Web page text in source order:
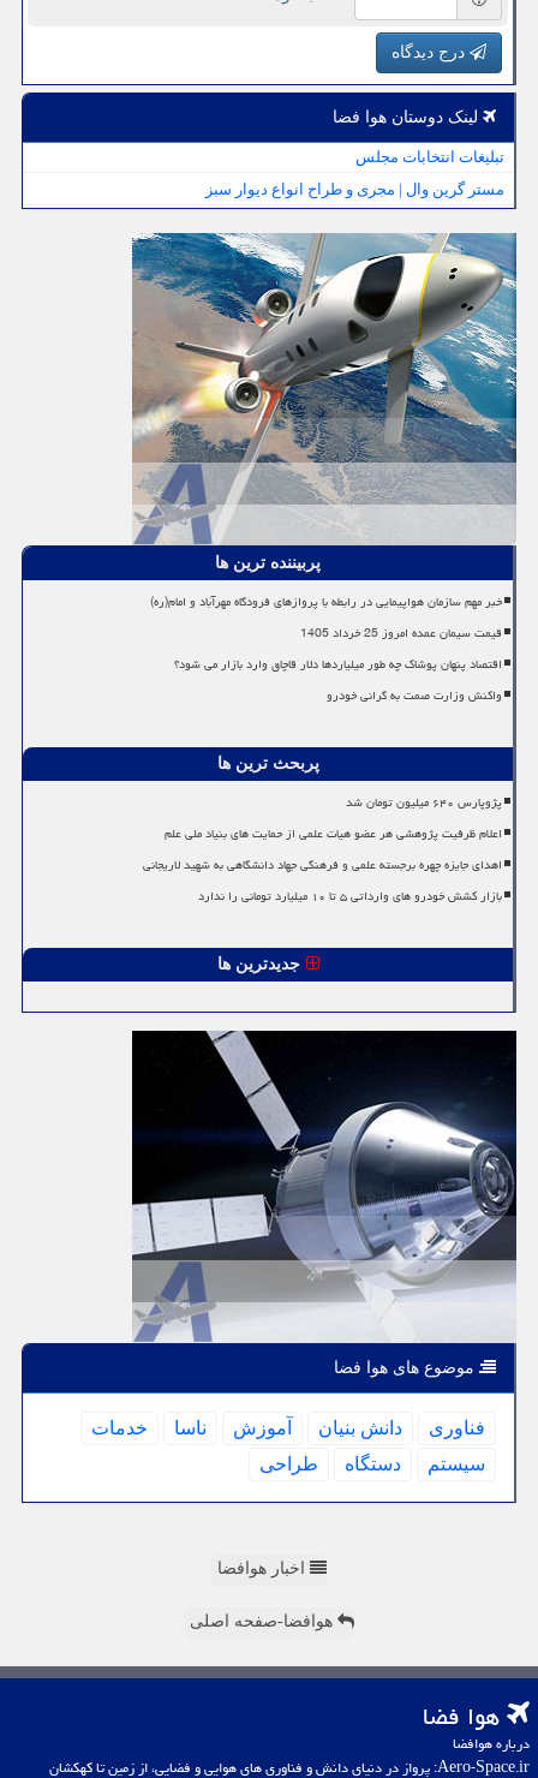
درج دیدگاه
لینک دوستان هوا فضا
تبلیغات انتخابات مجلس
مستر گرین وال | مجری و طراح انواع دیوار سبز
پربیننده ترین ها
خبر مهم سازمان هواپیمایی در رابطه با پروازهای فرودگاه مهرآباد و امام(ره)
قیمت سیمان عمده امروز 25 خرداد 1405
اقتصاد پنهان پوشاک چه طور میلیاردها دلار قاچاق وارد بازار می شود؟
واکنش وزارت صمت به گرانی خودرو
پربحث ترین ها
پژوپارس ۶۴۰ میلیون تومان شد
اعلام ظرفیت پژوهشی هر عضو هیات علمی از حمایت های بنیاد ملی علم
اهدای جایزه چهره برجسته علمی و فرهنگی جهاد دانشگاهی به شهید لاریجانی
بازار کشش خودرو های وارداتی ۵ تا ۱۰ میلیارد تومانی را ندارد
جدیدترین ها
موضوع های هوا فضا
فناوری دانش بنیان آموزش ناسا
خدمات
سیستم
دستگاه طراحی
اخبار هوافضا
هوافضا-صفحه اصلی
هوا فضا
درباره هوافضا
Aero-Space.ir: پرواز در دنیای دانش و فناوری های هوایی و فضایی، از زمین تا کهکشان